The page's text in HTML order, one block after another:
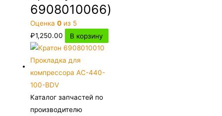
6908010066)
Оценка0 из 5
₽1,250.00 В корзину
Каталог запчастей по
производителю